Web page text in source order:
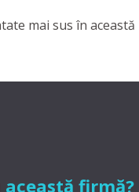
mai sus în
firmă?